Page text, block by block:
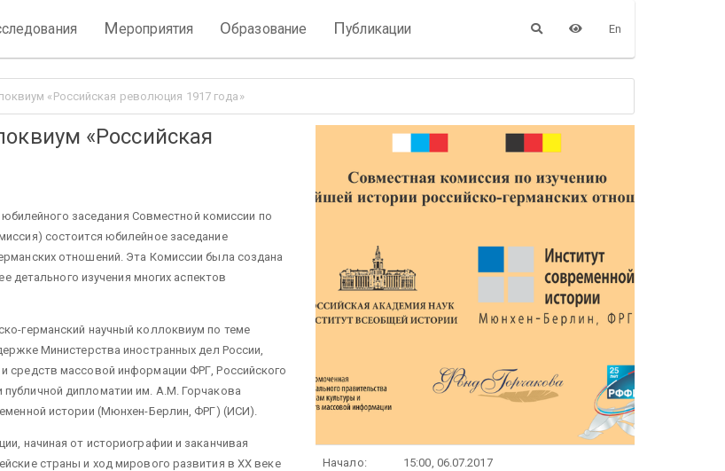
Мероприятия Образование Публикации En
«Российская революция 1917 года»
«Российская
заседания Совместной комиссии по
состоится юбилейное заседание
отношений. Эта Комиссии была создана
детального изучения многих аспектов
германский научный коллоквиум по теме
Министерства иностранных дел России,
средств массовой информации ФРГ, Российского
дипломатии им. А.М. Горчакова
истории (Мюнхен-Берлин, ФРГ) (ИСИ).
начиная от историографии и заканчивая
страны и ход мирового развития в ХХ веке
Начало: 15:00, 06.07.2017